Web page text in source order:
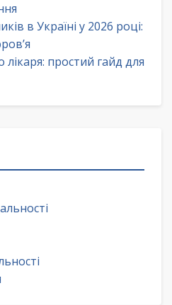
в Україні у 2026 році:
простий гайд для